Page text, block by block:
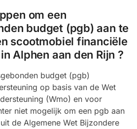
om een
budget (pgb) aan te
scootmobiel financiële
Alphen aan den Rijn ?
budget (pgb)
op basis van de Wet
(Wmo) en voor
niet mogelijk om een pgb aan
de Algemene Wet Bijzondere